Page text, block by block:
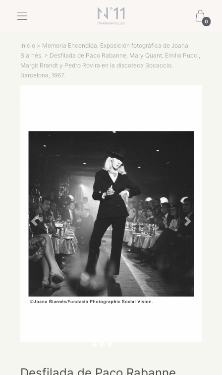
0
Inicio > Memoria Encendida. Exposición fotográfica de Joana
Biarnés. > Desfilada de Paco Rabanne, Mary Quant, Emilio Pucci,
Margit Brandt y Pedro Rovira en la discoteca Bocaccio.
Barcelona, 1967.
Previous Next